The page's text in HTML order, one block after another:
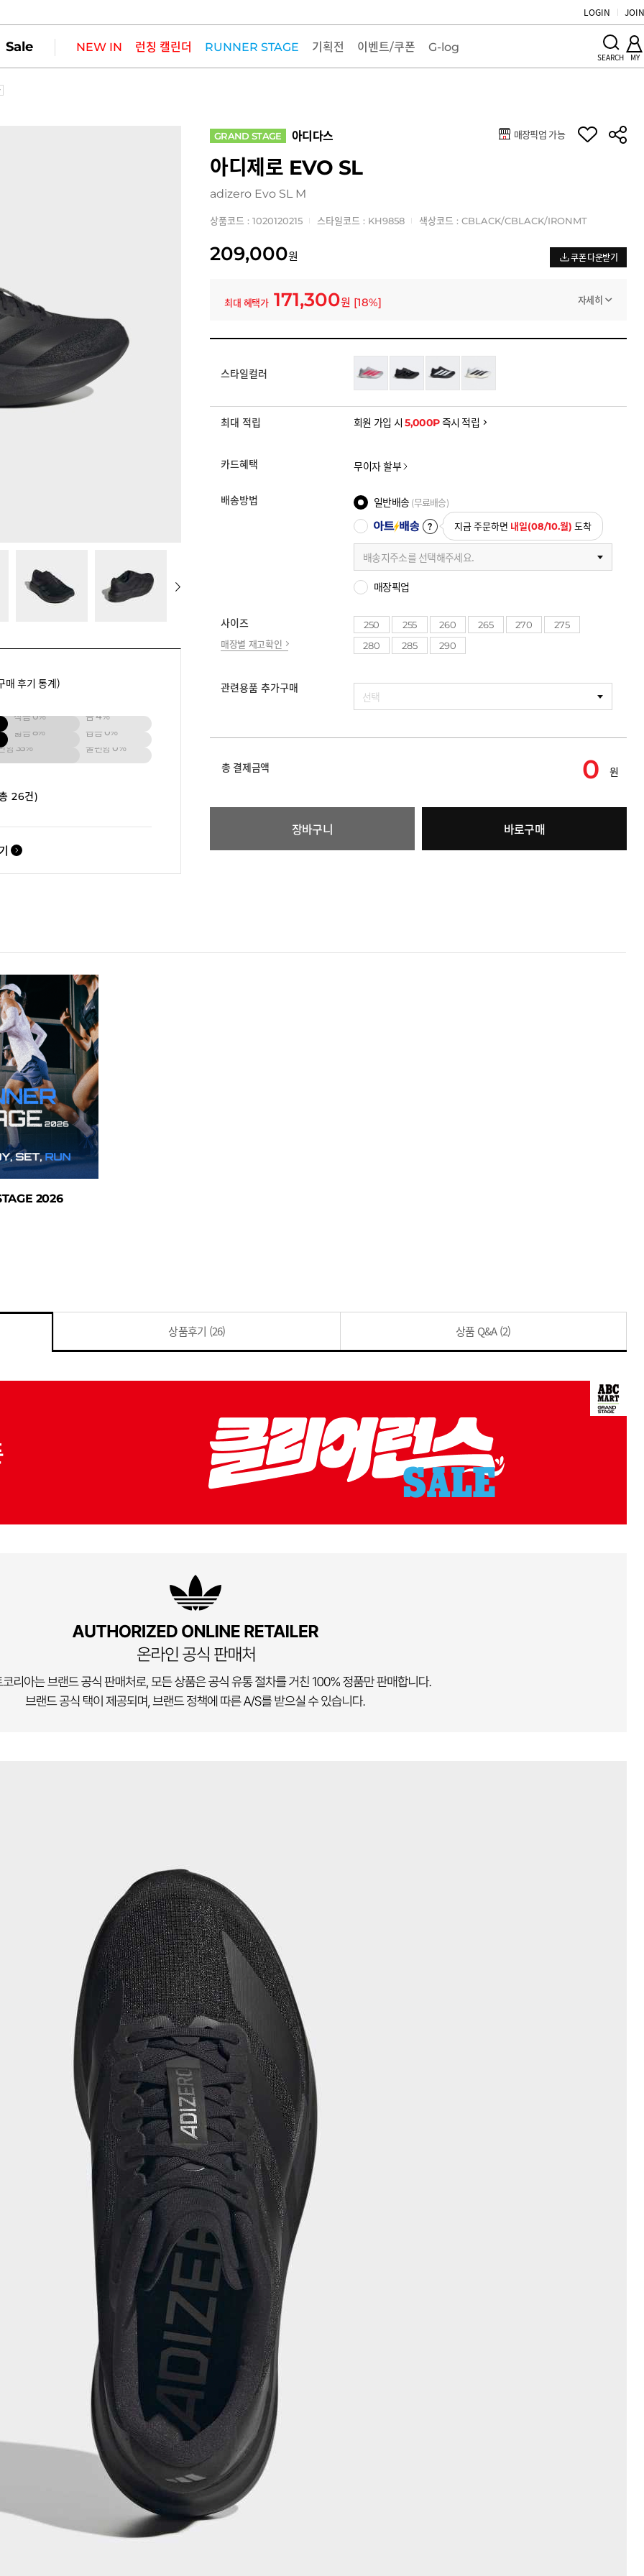
LOGIN
Sale NEW IN 런칭 캘린더 RUNNER STAGE 기획전 이벤트/쿠폰 G-log
SEARCH MY
매 후기 통계)
작음0% 큼4%
넓음8% 좁음0%
함 35% 불편함 0%
26건)
GRAND STAGE 아디다스 매장픽업 가능
아디제로 EVO SL
adizero Evo SL M
상품코드 : 1020120215 스타일코드 : KH9858 색상코드 : CBLACK/CBLACK/IRONMT
209,000원 쿠폰 다운받기
최대 혜택가 171,300원 [18%] 자세히
로그인 후 등급 혜택을 확인하세요
모든 혜택이 적용된 금액으로, 실제 결제 금액과는 차이가 있을 수 있습니다.
스타일컬러
최대 적립 회원 가입 시5,000P즉시 적립
카드혜택 무이자 할부
배송방법 일반배송 (무료배송)
지금 주문하면 내일(08/10.월) 도착
배송지주소를 선택해주세요.
매장픽업
사이즈
매장별 재고확인
250 255 260 265 270
275
280
285 290
관련용품 추가구매
선택
총 결제금액 0 원
장바구니 바로구매
2026
상품후기 (26) 상품 Q&A(2)